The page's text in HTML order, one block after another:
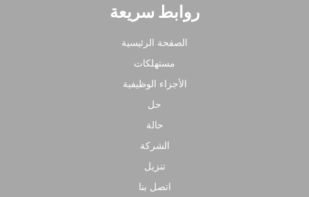
روابط سريعة
الصفحة الرئيسية
مستهلكات
الأجزاء الوظيفية
حل
حالة
الشركة
تنزيل
اتصل بنا